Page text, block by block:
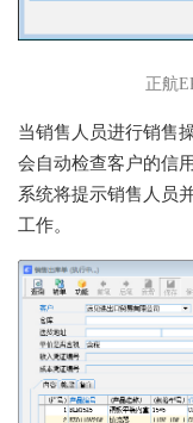
正航
当销售人员进行销售
会自动检查客户的信
系统将提示销售人员
工作。